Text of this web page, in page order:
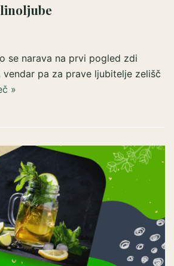
se narava na prvi pogled zdi
vendar pa za prave ljubitelje zelišč
»